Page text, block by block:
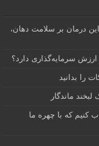
این درمان بر سلامت دهان،
سرمایه‌گذاری دارد؟
را بدانید
ماندگار
کنیم که با چهره ما